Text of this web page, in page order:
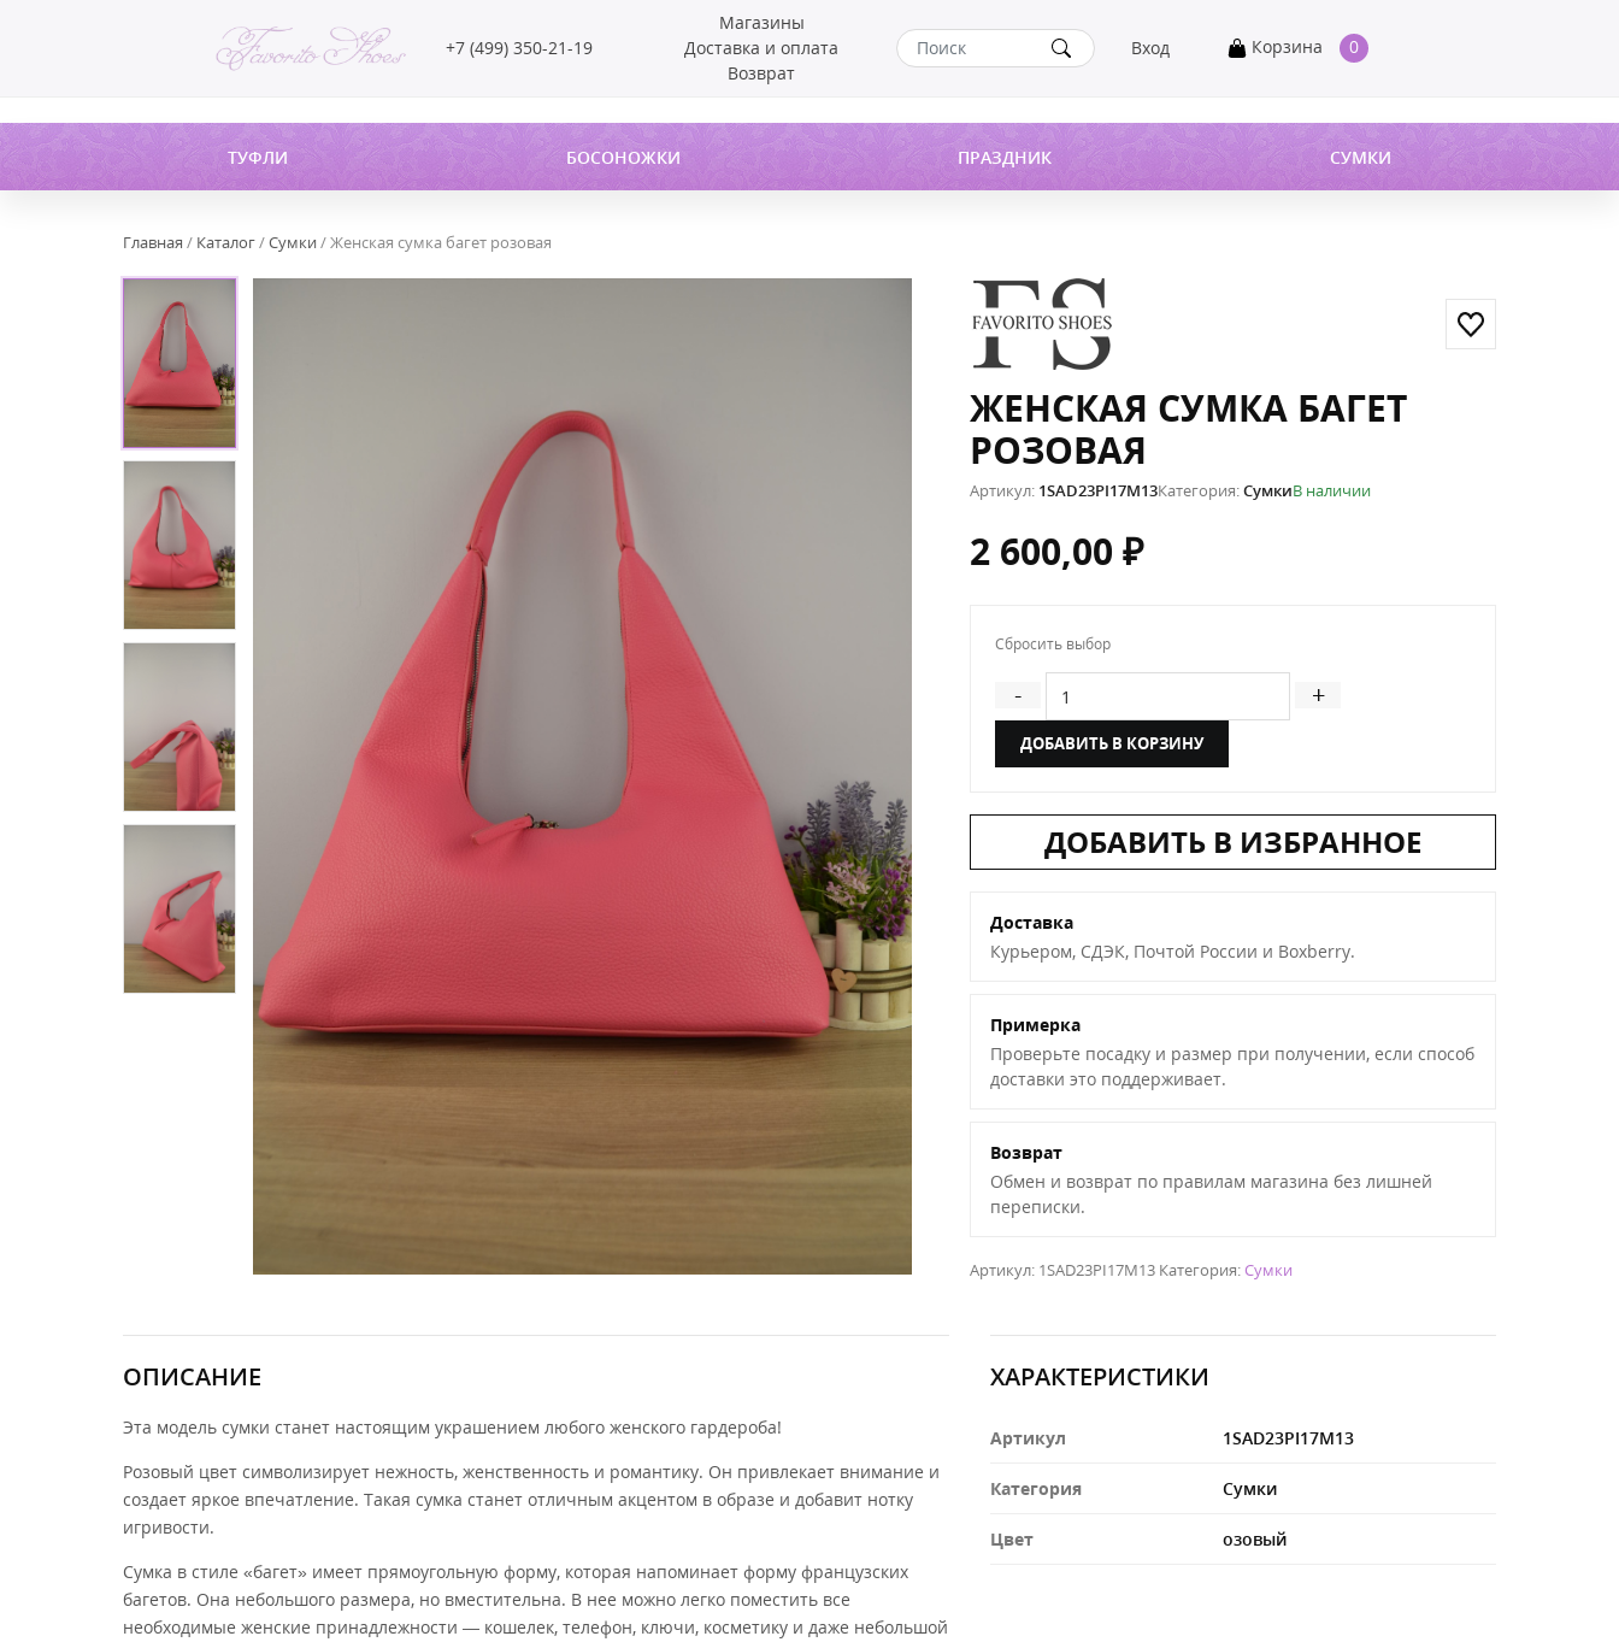
+7 (499) 350-21-19
Магазины
Доставка и оплата
Возврат
Вход Корзина 0
ТУФЛИ БОСОНОЖКИ ПРАЗДНИК СУМКИ
Главная / Каталог/Сумки / Женская сумка багет розовая
ЖЕНСКАЯ СУМКА БАГЕТ
РОЗОВАЯ
Артикул: 1SAD23PI17M13Категория:СумкиВ наличии
2 600,00₽
Сбросить выбор
- Количество товара Женская сумка багет розовая
+
ДОБАВИТЬ В КОРЗИНУ
ДОБАВИТЬ В ИЗБРАННОЕ
Доставка
Курьером, СДЭК, Почтой России и Boxberry.
Примерка
Проверьте посадку и размер при получении, если способ
доставки это поддерживает.
Возврат
Обмен и возврат по правилам магазина без лишней
переписки.
Артикул: 1SAD23PI17M13 Категория:Сумки
ОПИСАНИЕ
Эта модель сумки станет настоящим украшением любого женского гардероба!
Розовый цвет символизирует нежность, женственность и романтику. Он привлекает внимание и
создает яркое впечатление. Такая сумка станет отличным акцентом в образе и добавит нотку
игривости.
Сумка в стиле «багет» имеет прямоугольную форму, которая напоминает форму французских
багетов. Она небольшого размера, но вместительна. В нее можно легко поместить все
необходимые женские принадлежности — кошелек, телефон, ключи, косметику и даже небольшой
ХАРАКТЕРИСТИКИ
Артикул 1SAD23PI17M13
Категория Сумки
Цвет озовый